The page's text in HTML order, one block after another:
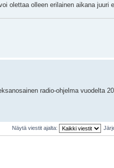
olettaa olleen erilainen aikana juuri
radio-ohjelma vuodelta
Näytä viestit ajalta: